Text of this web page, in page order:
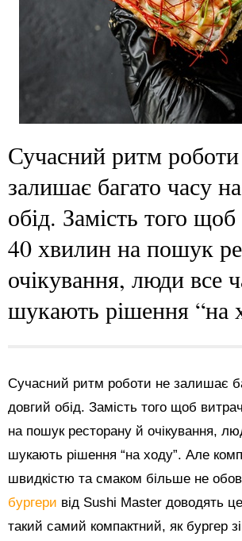
Сучасний ритм
залишає багато часу
обід. Замість того
40 хвилин на пошук
очікування, люди все
шукають рішення “на
Сучасний ритм роботи не залишає
довгий обід. Замість того щоб
на пошук ресторану й очікування,
шукають рішення “на ходу”. Але
швидкістю та смаком більше не
бургери від Sushi Master доводять
такий самий компактний, як бургер